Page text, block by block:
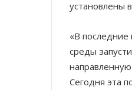
установлены
«В
среды
Сегодня эта